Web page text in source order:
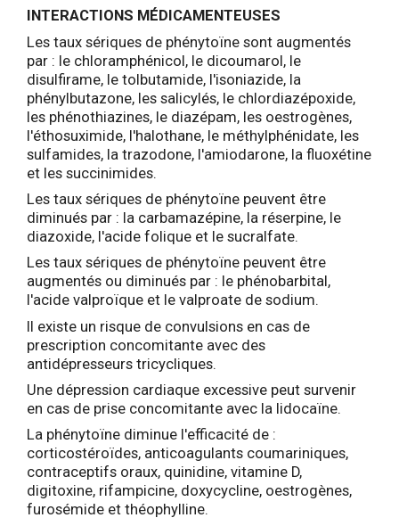
INTERACTIONS MÉDICAMENTEUSES
Les taux sériques de phénytoïne sont augmentés
par : le chloramphénicol, le dicoumarol, le
disulfirame, le tolbutamide, l'isoniazide, la
phénylbutazone, les salicylés, le chlordiazépoxide,
les phénothiazines, le diazépam, les oestrogènes,
l'éthosuximide, l'halothane, le méthylphénidate, les
sulfamides, la trazodone, l'amiodarone, la fluoxétine
et les succinimides.
Les taux sériques de phénytoïne peuvent être
diminués par : la carbamazépine, la réserpine, le
diazoxide, l'acide folique et le sucralfate.
Les taux sériques de phénytoïne peuvent être
augmentés ou diminués par : le phénobarbital,
l'acide valproïque et le valproate de sodium.
Il existe un risque de convulsions en cas de
prescription concomitante avec des
antidépresseurs tricycliques.
Une dépression cardiaque excessive peut survenir
en cas de prise concomitante avec la lidocaïne.
La phénytoïne diminue l'efficacité de :
corticostéroïdes, anticoagulants coumariniques,
contraceptifs oraux, quinidine, vitamine D,
digitoxine, rifampicine, doxycycline, oestrogènes,
furosémide et théophylline.